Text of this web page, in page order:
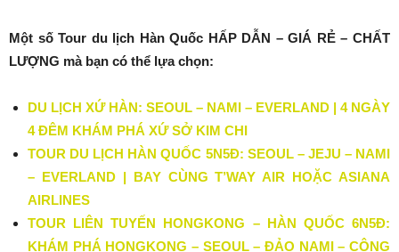
Một số Tour du lịch Hàn Quốc HẤP DẪN – GIÁ RẺ – CHẤT
LƯỢNG mà bạn có thể lựa chọn:
DU LỊCH XỨ HÀN: SEOUL – NAMI – EVERLAND | 4 NGÀY
4 ĐÊM KHÁM PHÁ XỨ SỞ KIM CHI
TOUR DU LỊCH HÀN QUỐC 5N5Đ: SEOUL – JEJU – NAMI
– EVERLAND | BAY CÙNG T’WAY AIR HOẶC ASIANA
AIRLINES
TOUR LIÊN TUYẾN HONGKONG – HÀN QUỐC 6N5Đ:
KHÁM PHÁ HONGKONG – SEOUL – ĐẢO NAMI – CÔNG